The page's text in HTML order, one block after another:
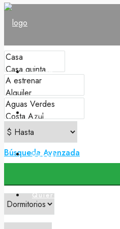
Inicio
Propiedades
Buscar
Quiero Vender
Búsqueda Avanzada